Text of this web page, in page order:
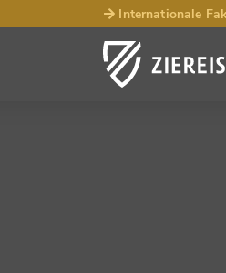
Internationale